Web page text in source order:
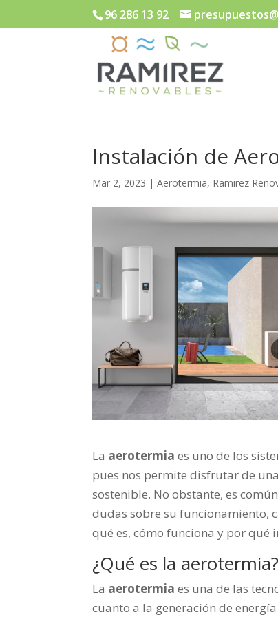
96 286 13 92
Instalación de
Mar 2, 2023 |Aerotermia, Ramirez
La aerotermia es uno de los
pues nos permite disfrutar de
sostenible. No obstante, es
dudas sobre su funcionamiento,
qué es, cómo funciona y por qué
¿Qué es la aerotermia?
La aerotermia es una de las
cuanto a la generación de